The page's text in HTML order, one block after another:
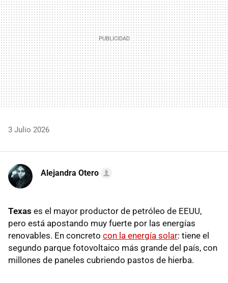
3 Julio 2026
Alejandra Otero
Texas es el mayor productor de petróleo de EEUU,
pero está apostando muy fuerte por las energías
renovables. En concreto con la energía solar: tiene el
segundo parque fotovoltaico más grande del país, con
millones de paneles cubriendo pastos de hierba.